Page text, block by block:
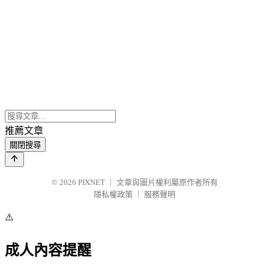
推薦文章
關閉搜尋
© 2026 PIXNET
文章與圖片權利屬原作者所有
隱私權政策
服務聲明
⚠️
成人內容提醒